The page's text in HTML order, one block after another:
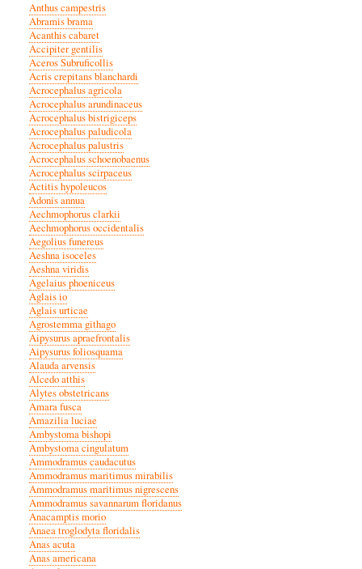
Anthus campestris
Abramis brama
Acanthis cabaret
Accipiter gentilis
Aceros Subruficollis
Acris crepitans blanchardi
Acrocephalus agricola
Acrocephalus arundinaceus
Acrocephalus bistrigiceps
Acrocephalus paludicola
Acrocephalus palustris
Acrocephalus schoenobaenus
Acrocephalus scirpaceus
Actitis hypoleucos
Adonis annua
Aechmophorus clarkii
Aechmophorus occidentalis
Aegolius funereus
Aeshna isoceles
Aeshna viridis
Agelaius phoeniceus
Aglais io
Aglais urticae
Agrostemma githago
Aipysurus apraefrontalis
Aipysurus foliosquama
Alauda arvensis
Alcedo atthis
Alytes obstetricans
Amara fusca
Amazilia luciae
Ambystoma bishopi
Ambystoma cingulatum
Ammodramus caudacutus
Ammodramus maritimus mirabilis
Ammodramus maritimus nigrescens
Ammodramus savannarum floridanus
Anacamptis morio
Anaea troglodyta floridalis
Anas acuta
Anas americana